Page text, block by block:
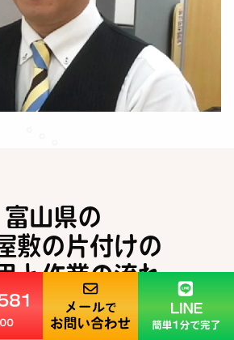
富山県の
敷の片付けの
と作業の流れ
FLOW